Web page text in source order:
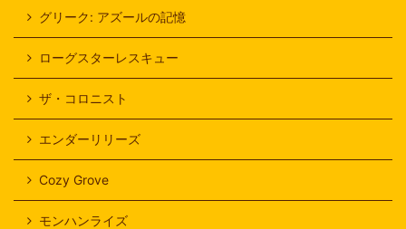
グリーク: アズールの記憶
ローグスターレスキュー
ザ・コロニスト
エンダーリリーズ
Cozy Grove
モンハンライズ